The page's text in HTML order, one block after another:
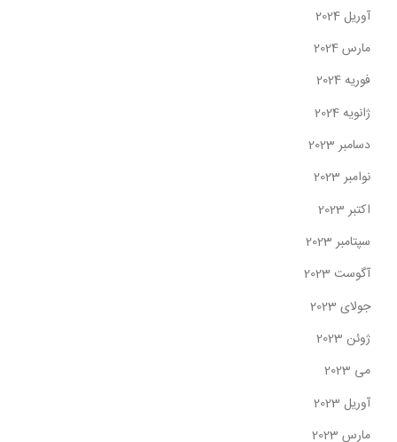
آوریل 2024
مارس 2024
فوریه 2024
ژانویه 2024
دسامبر 2023
نوامبر 2023
اکتبر 2023
سپتامبر 2023
آگوست 2023
جولای 2023
ژوئن 2023
می 2023
آوریل 2023
مارس 2023